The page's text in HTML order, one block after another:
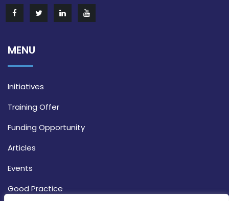
MENU
Initiatives
Training Offer
Funding Opportunity
Articles
Events
Good Practice